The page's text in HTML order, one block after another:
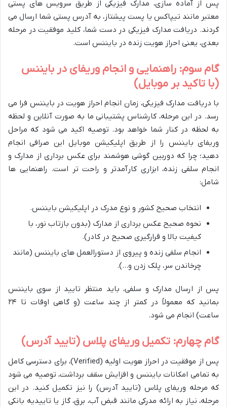
پس از آماده سازی، مدارک فیزیکی از طریق سرویس های پستی
معتبر مانند تیپاکس یا پست پیشتاز، به آدرس پستی شما ارسال می
گردند. دریافت مدارک فیزیکی در دست شما، کلید موفقیت در مرحله
بعدی، یعنی احراز هویت زنده در بایننس است.
گام سوم: راهنمایی و انجام وریفای در بایننس
(با تاکید بر موبایل)
با دریافت مدارک فیزیکی، زمان انجام احراز هویت در بایننس فرا می
رسد. در این مرحله، کارشناس پشتیبانی ما به صورت آنلاین و لحظه
به لحظه در کنار شما خواهد بود. توصیه اکید می شود که مراحل
وریفای بایننس را از طریق اپلیکیشن موبایل این صرافی انجام
دهید؛ چرا که دوربین گوشی هوشمند برای عکس برداری از مدارک و
انجام سلفی زنده، ابزاری کارآمدتر و راحت تر است. راهنمایی ها
شامل:
انتخاب صحیح کشور و نوع مدرک در اپلیکیشن بایننس.
نحوه صحیح عکس برداری از مدارک (بدون بازتاب نور، با
کیفیت بالا و قرارگیری صحیح در کادر).
انجام سلفی زنده و پیروی از دستورالعمل های بایننس (مانند
چرخاندن سر، پلک زدن و…).
پس از ارسال مدارک و سلفی، باید منتظر تایید از سوی بایننس
بمانید که معمولاً در کمتر از چند ساعت (و گاهی اوقات تا ۲۴
ساعت) انجام می شود.
گام چهارم: تکمیل وریفای پلاس (تایید آدرس)
پس از موفقیت در احراز هویت اولیه (Verified)، برای دسترسی کامل
به تمامی امکانات بایننس و افزایش سقف برداشت، توصیه می شود
که مرحله وریفای پلاس (تایید آدرس) را نیز تکمیل کنید. در این
مرحله، نیاز به ارائه مدرکی مانند قبض آب، برق، گاز یا تاییدیه بانکی